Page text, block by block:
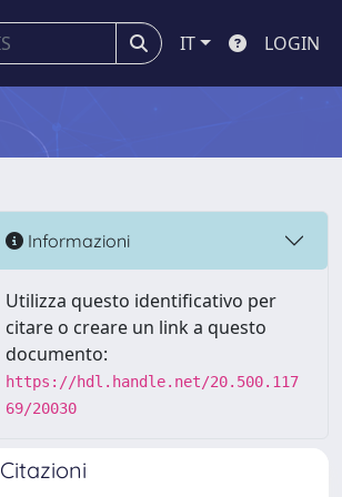
IT LOGIN
Informazioni
Utilizza questo identificativo per
citare o creare un link a questo
documento:
https://hdl.handle.net/20.500.117
69/20030
Citazioni